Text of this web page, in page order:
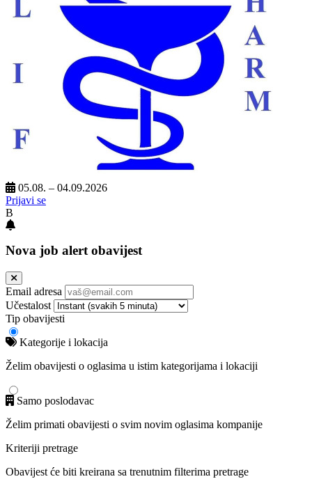
05.08. – 04.09.2026
Prijavi se
B
Nova job alert obavijest
Email adresa
Učestalost
Tip obavijesti
Kategorije i lokacija
Želim obavijesti o oglasima u istim kategorijama i lokaciji
Samo poslodavac
Želim primati obavijesti o svim novim oglasima kompanije
Kriteriji pretrage
Obavijest će biti kreirana sa trenutnim filterima pretrage